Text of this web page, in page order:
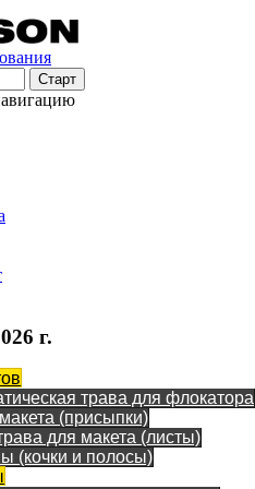
г.
трава для флокатора
(присыпки)
для макета (листы)
(кочки и полосы)